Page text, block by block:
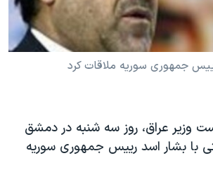
آمریکا ۲۰۲۴
به اسرائیل
آزادی
جمهوری سوریه ملاقات کرد
وزیر عراق، روز سه شنبه در دمشق
با بشار اسد رییس جمهوری سوریه